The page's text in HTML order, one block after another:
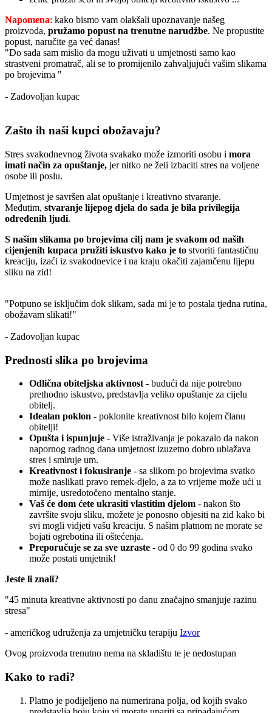
Napomena: kako bismo vam olakšali upoznavanje našeg
proizvoda, pružamo popust na trenutne narudžbe. Ne propustite
popust, naručite ga već danas!
"Do sada sam mislio da mogu uživati u umjetnosti samo kao
strastveni promatrač, ali se to promijenilo zahvaljujući vašim slikama
po brojevima "
- Zadovoljan kupac
Zašto ih naši kupci obožavaju?
Stres svakodnevnog života svakako može izmoriti osobu i mora
imati način za opuštanje, jer nitko ne želi izbaciti stres na voljene
osobe ili poslu.
Umjetnost je savršen alat opuštanje i kreativno stvaranje.
Međutim, stvaranje lijepog djela do sada je bila privilegija
određenih ljudi.
S našim slikama po brojevima cilj nam je svakom od naših
cijenjenih kupaca pružiti iskustvo kako je to stvoriti fantastičnu
kreaciju, izaći iz svakodnevice i na kraju okačiti zajamčenu lijepu
sliku na zid!
"Potpuno se isključim dok slikam, sada mi je to postala tjedna rutina,
obožavam slikati!"
- Zadovoljan kupac
Prednosti slika po brojevima
Odlična obiteljska aktivnost- budući da nije potrebno
prethodno iskustvo, predstavlja veliko opuštanje za cijelu
obitelj.
Idealan poklon - poklonite kreativnost bilo kojem članu
obitelji!
Opušta i ispunjuje - Više istraživanja je pokazalo da nakon
napornog radnog dana umjetnost izuzetno dobro ublažava
stres i smiruje um.
Kreativnost i fokusiranje - sa slikom po brojevima svatko
može naslikati pravo remek-djelo, a za to vrijeme može ući u
mirnije, usredotočeno mentalno stanje.
Vaš će dom ćete ukrasiti vlastitim djelom - nakon što
završite svoju sliku, možete je ponosno objesiti na zid kako bi
svi mogli vidjeti vašu kreaciju. S našim platnom ne morate se
bojati ogrebotina ili oštećenja.
Preporučuje se za sve uzraste - od 0 do 99 godina svako
može postati umjetnik!
Jeste li znali?
"45 minuta kreativne aktivnosti po danu značajno smanjuje razinu
stresa"
- američkog udruženja za umjetničku terapiju Izvor
Ovog proizvoda trenutno nema na skladištu te je nedostupan
Kako to radi?
Platno je podijeljeno na numerirana polja, od kojih svako